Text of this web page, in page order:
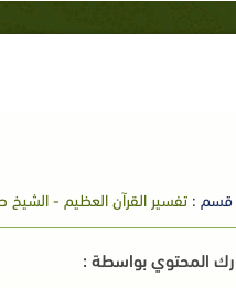
قسم :تفسير القرآن العظيم -
المحتوي بواسطة :